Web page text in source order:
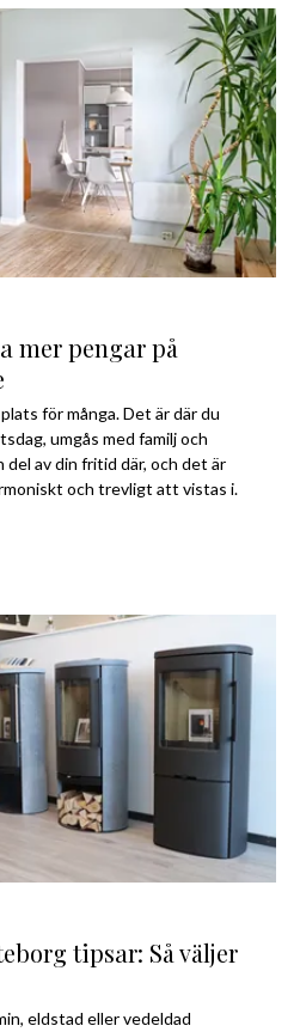
mer pengar på
för många. Det är där du
umgås med familj och
av din fritid där, och det är
och trevligt att vistas i.
tipsar: Så väljer
eldstad eller vedeldad